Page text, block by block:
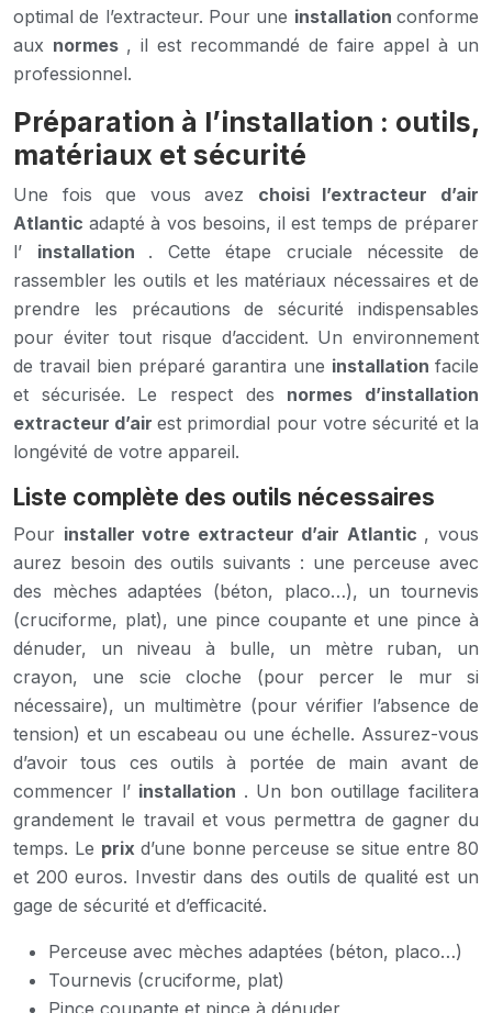
optimal de l’extracteur. Pour une installationconforme
aux normes , il est recommandé de faire appel à un
professionnel.
Préparation à l’installation : outils,
matériaux et sécurité
Une fois que vous avez choisi l’extracteur d’air
Atlantic adapté à vos besoins, il est temps de préparer
l’ installation . Cette étape cruciale nécessite de
rassembler les outils et les matériaux nécessaires et de
prendre les précautions de sécurité indispensables
pour éviter tout risque d’accident. Un environnement
de travail bien préparé garantira une installation facile
et sécurisée. Le respect des normes d’installation
extracteur d’airest primordial pour votre sécurité et la
longévité de votre appareil.
Liste complète des outils nécessaires
Pour installer votre extracteur d’air Atlantic , vous
aurez besoin des outils suivants : une perceuse avec
des mèches adaptées (béton, placo…), un tournevis
(cruciforme, plat), une pince coupante et une pince à
dénuder, un niveau à bulle, un mètre ruban, un
crayon, une scie cloche (pour percer le mur si
nécessaire), un multimètre (pour vérifier l’absence de
tension) et un escabeau ou une échelle. Assurez-vous
d’avoir tous ces outils à portée de main avant de
commencer l’ installation . Un bon outillage facilitera
grandement le travail et vous permettra de gagner du
temps. Le prix d’une bonne perceuse se situe entre 80
et 200 euros. Investir dans des outils de qualité est un
gage de sécurité et d’efficacité.
Perceuse avec mèches adaptées (béton, placo…)
Tournevis (cruciforme, plat)
Pince coupante et pince à dénuder